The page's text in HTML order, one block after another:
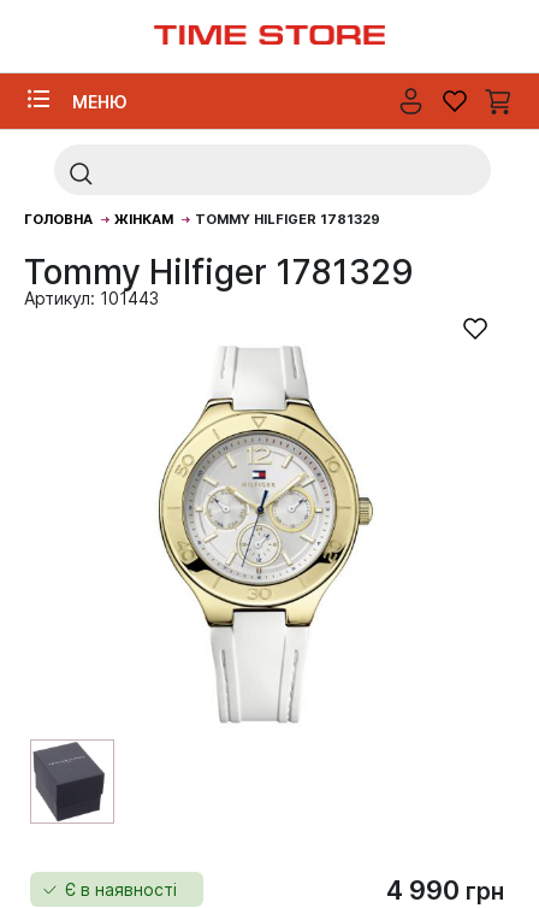
МЕНЮ
ГОЛОВНА ЖІНКАМ TOMMY HILFIGER 1781329
Tommy Hilfiger 1781329
Артикул: 101443
Є в наявності 4 990 грн